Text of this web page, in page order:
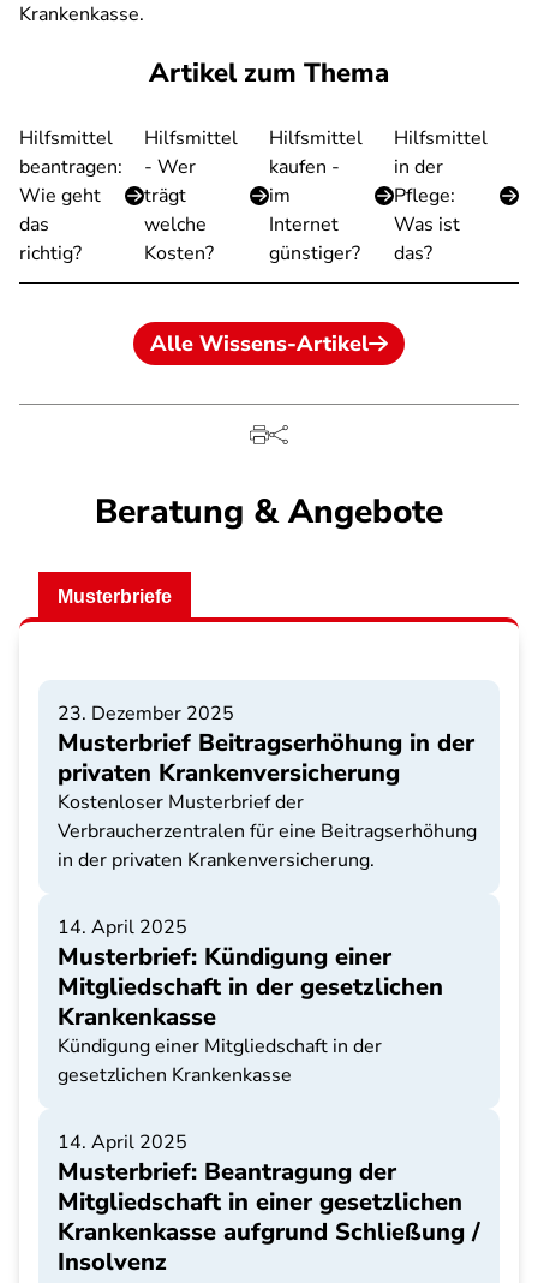
Krankenkasse.
Artikel zum Thema
Hilfsmittel
beantragen:
Wie geht
das
richtig?
Hilfsmittel
- Wer
trägt
welche
Kosten?
Hilfsmittel
kaufen -
im
Internet
günstiger?
Hilfsmittel
in der
Pflege:
Was ist
das?
Alle Wissens-Artikel
Beratung & Angebote
Musterbriefe
23. Dezember 2025
Musterbrief Beitragserhöhung in der
privaten Krankenversicherung
Kostenloser Musterbrief der
Verbraucherzentralen für eine Beitragserhöhung
in der privaten Krankenversicherung.
14. April 2025
Musterbrief: Kündigung einer
Mitgliedschaft in der gesetzlichen
Krankenkasse
Kündigung einer Mitgliedschaft in der
gesetzlichen Krankenkasse
14. April 2025
Musterbrief: Beantragung der
Mitgliedschaft in einer gesetzlichen
Krankenkasse aufgrund Schließung /
Insolvenz